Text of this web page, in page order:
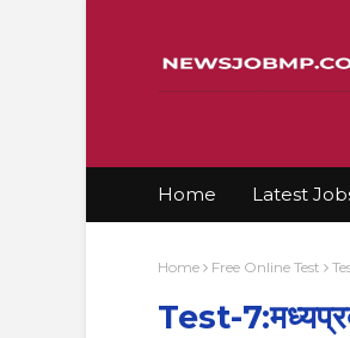
Home Latest
Home Free Online Test
Test-